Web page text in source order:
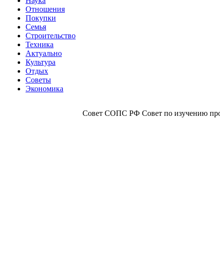
Отношения
Покупки
Семья
Строительство
Техника
Актуально
Культура
Отдых
Советы
Экономика
Совет СОПС РФ Совет по изучению